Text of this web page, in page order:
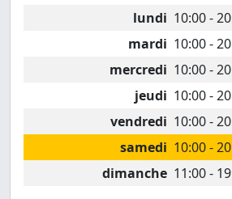
lundi 10:00 -
mardi 10:00 -
mercredi 10:00 -
jeudi 10:00 -
vendredi 10:00 -
samedi 10:00 -
dimanche 11:00 -